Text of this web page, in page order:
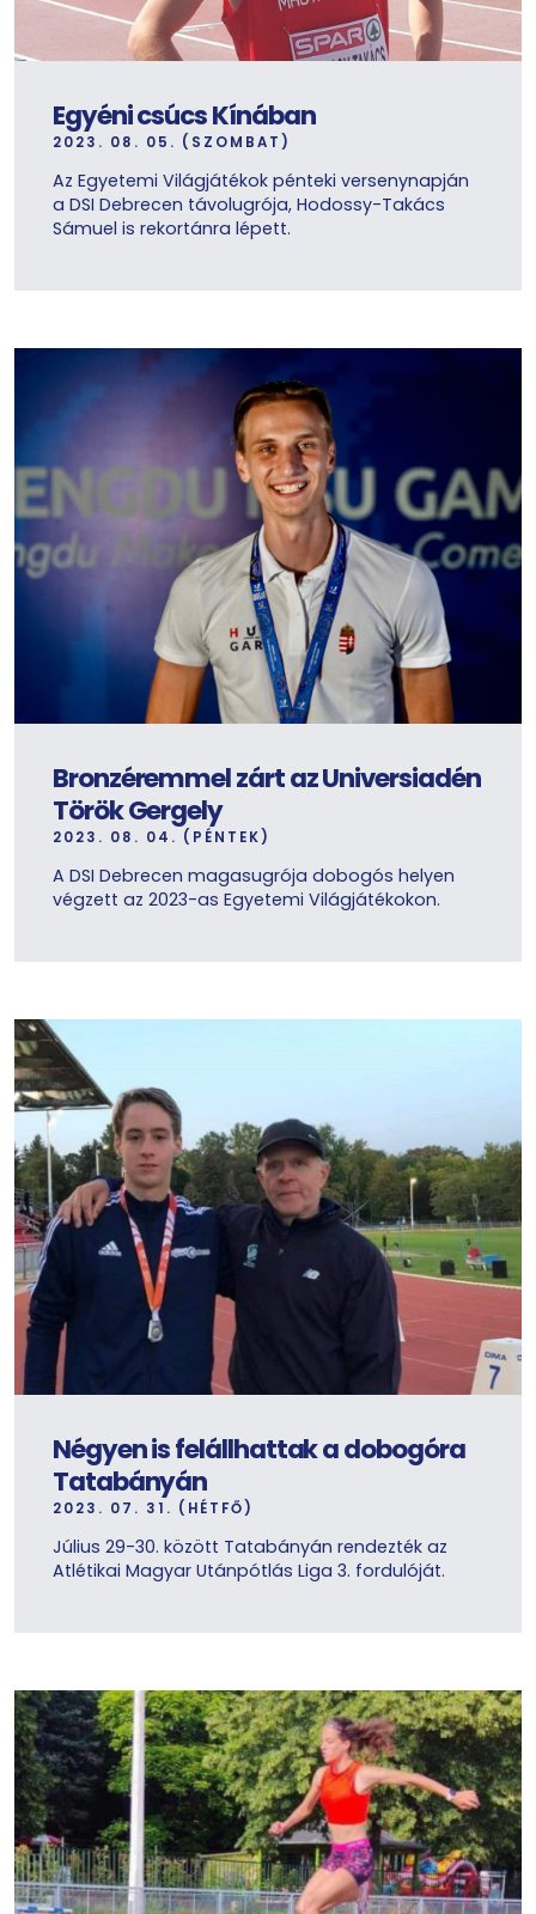
Egyéni csúcs Kínában
2023. 08. 05. (SZOMBAT)
Az Egyetemi Világjátékok pénteki versenynapján
a DSI Debrecen távolugrója, Hodossy-Takács
Sámuel is rekortánra lépett.
Bronzéremmel zárt az Universiadén
Török Gergely
2023. 08. 04. (PÉNTEK)
A DSI Debrecen magasugrója dobogós helyen
végzett az 2023-as Egyetemi Világjátékokon.
Négyen is felállhattak a dobogóra
Tatabányán
2023. 07. 31. (HÉTFŐ)
Július 29-30. között Tatabányán rendezték az
Atlétikai Magyar Utánpótlás Liga 3. fordulóját.